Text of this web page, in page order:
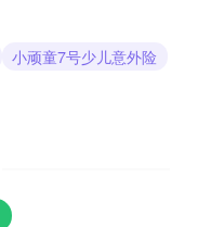
小顽童7号少儿意外险